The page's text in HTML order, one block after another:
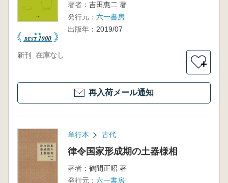
著者： 吉田惠二 著
発行元： 六一書房
出版年： 2019/07
新刊 在庫なし
＋
再入荷メール通知
単行本 古代
律令国家形成期の土器様相
著者： 鶴間正昭 著
発行元： 六一書房